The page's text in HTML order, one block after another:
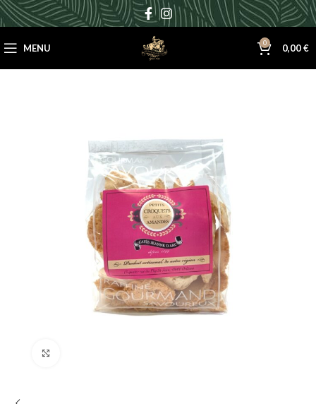
MENU 0 0,00€